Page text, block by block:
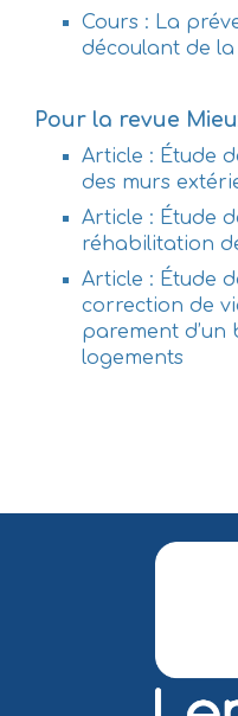
Cours : La
découlant de
Pour la revue
Article : Étude
des murs
Article : Étude
réhabilitation
Article : Étude
correction de
parement d’un
logements